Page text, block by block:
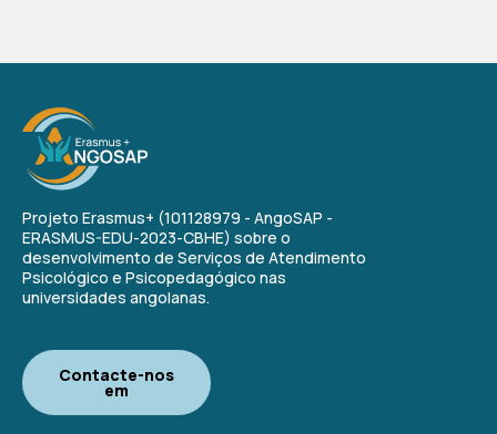
Projeto Erasmus+ (101128979 - AngoSAP -
ERASMUS-EDU-2023-CBHE) sobre o
desenvolvimento de Serviços de Atendimento
Psicológico e Psicopedagógico nas
universidades angolanas.
Contacte-nos
em